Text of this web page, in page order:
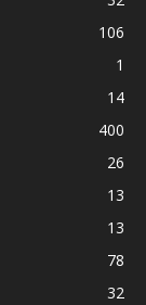
106
1
14
400
26
13
13
78
32